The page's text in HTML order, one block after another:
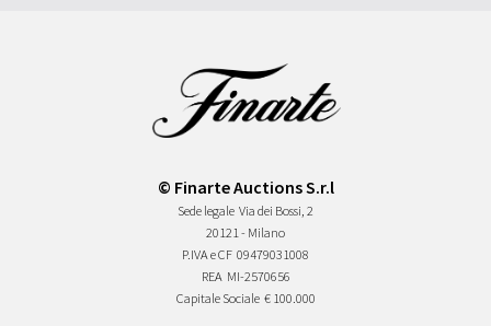
© Finarte Auctions S.r.l
Sede legale Via dei Bossi, 2
20121 - Milano
P.IVA e CF 09479031008
REA MI-2570656
Capitale Sociale € 100.000